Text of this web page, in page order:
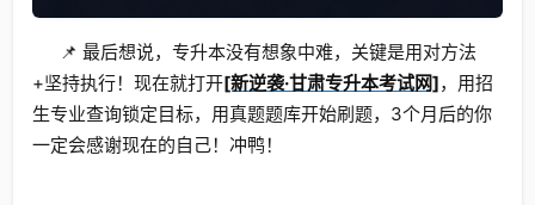
📌 最后想说，专升本没有想象中难，关键是用对方法
+坚持执行！现在就打开[新逆袭·甘肃专升本考试网]，用招
生专业查询锁定目标，用真题题库开始刷题，3个月后的你
一定会感谢现在的自己！冲鸭！